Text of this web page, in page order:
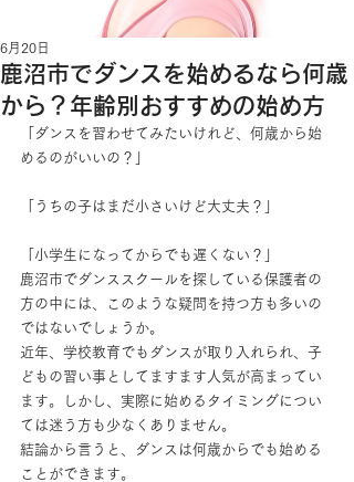
鹿沼市でダンスを始めるなら何歳
から？年齢別おすすめの始め方
6月20日
「ダンスを習わせてみたいけれど、何歳から始
めるのがいいの？」
「うちの子はまだ小さいけど大丈夫？」
「小学生になってからでも遅くない？」
鹿沼市でダンススクールを探している保護者の
方の中には、このような疑問を持つ方も多いの
ではないでしょうか。
近年、学校教育でもダンスが取り入れられ、子
どもの習い事としてますます人気が高まってい
ます。しかし、実際に始めるタイミングについ
ては迷う方も少なくありません。
結論から言うと、ダンスは何歳からでも始める
ことができます。